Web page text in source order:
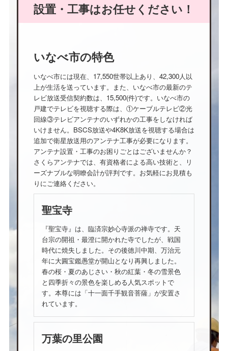
設置・工事はお任せください！
いなべ市の特色
いなべ市には現在、17,550世帯以上あり、42,300人以
上が生活を送っています。また、いなべ市の最新のテ
レビ放送受信契約数は、15,500(件)です。いなべ市の
戸建でテレビを視聴する際は、①ケーブルテレビ②光
回線③テレビアンテナのいずれかの工事をしなければ
いけません。BSCS放送や4K8K放送を視聴する場合は
追加で衛星放送用のアンテナ工事が必要になります。
アンテナ設置・工事のお困りごとはございませんか？
さくらアンテナでは、有資格者による高い技術と、リ
ーズナブルな明瞭会計が評判です。お気軽にお見積も
りにご連絡ください。
聖宝寺
『聖宝寺』は、臨済宗妙心寺派の禅寺です。天
台宗の開祖・最澄に開かれた寺でしたが、戦国
時代に焼失しました。その後徳川中期、万治元
年に大圓宝鑑愚堂が開山となり再興しました。
春の桜・夏のあじさい・秋の紅葉・冬の雪景色
と四季折々の景色を楽しめる人気スポットで
す。本尊には「十一面千手観音菩薩」が安置さ
れています。
万葉の里公園